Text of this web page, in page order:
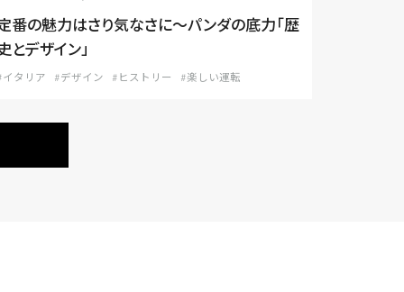
番の魅力はさり気なさに〜パンダの底力「歴
とデザイン」
イタリア #デザイン #ヒストリー #楽しい運転